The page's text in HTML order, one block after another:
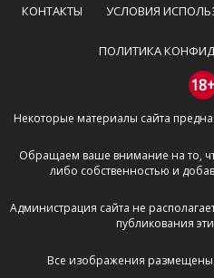
Пожалуйста, не
призывы к насилию и
направленные на
межнациональной и
пожалейте наших
очень славные ребята,
буквами.
Не копируйте
важно именно ваше
Не размещайте
И запаситесь терпением,
КОНТАКТЫ УСЛОВИЯ
ПОЛИТИКА
Некоторые материалы сайта
Обращаем ваше внимание на то,
либо собственностью и
Администрация сайта не
публикования
Все изображения размещены